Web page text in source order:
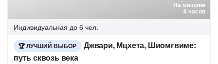
На машине
6 часов
Индивидуальная до 6 чел.
ЛУЧШИЙ ВЫБОР
Джвари, Мцхета, Шиомгвиме:
путь сквозь века